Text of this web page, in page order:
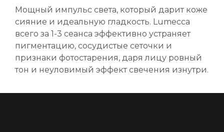
Мощный импульс света, который дарит коже
сияние и идеальную гладкость. Lumecca
всего за 1-3 сеанса эффективно устраняет
пигментацию, сосудистые сеточки и
признаки фотостарения, даря лицу ровный
тон и неуловимый эффект свечения изнутри.